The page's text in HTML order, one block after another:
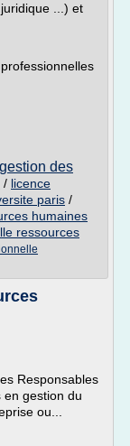
...) et
des
/ licence
paris /
humaines
ressources
Responsables
en gestion du
ou...